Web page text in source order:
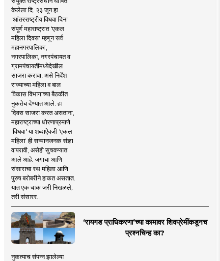
केलेला दि. २३ जून हा
'आंतरराष्ट्रीय विधवा दिन'
संपूर्ण महाराष्ट्रात 'एकल
महिला दिवस' म्हणून सर्व
महानगरपालिका,
नगरपालिका, नगरपंचायत व
ग्रामपंचायतींमध्येदेखील
साजरा करावा, असे निर्देश
राज्याच्या महिला व बाल
विकास विभागाच्या बैठकीत
नुकतेच देण्यात आले. हा
दिवस साजरा करत असताना,
महाराष्ट्राच्या धोरणाप्रमाणे
'विधवा' या शब्दाऐवजी 'एकल
महिला' ही सन्मानजनक संज्ञा
वापरावी, असेही सुचवण्यात
आले आहे. जगाचा आणि
संसाराचा रथ महिला आणि
पुरुष बरोबरीने हाकत असतात.
यात एक चाक जरी निखळले,
तरी संसारर..
‘रायगड प्राधिकरणा’च्या कामावर शिवप्रेमींकडूनच
प्रश्नचिन्ह का?
नुकत्याच संपन्न झालेल्या